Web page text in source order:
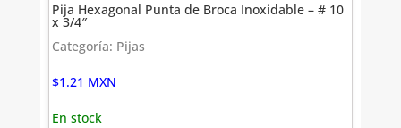
Pija Hexagonal Punta de Broca Inoxidable – # 10
x 3/4″
Categoría: Pijas
$1.21 MXN
En stock